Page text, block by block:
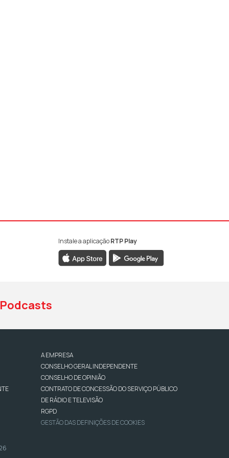
da RTP Antena 1
da RTP Antena 1
YouTube da RTP Antena 1
Instale a aplicaçãoRTP Play
Podcasts
A EMPRESA
CONSELHO GERAL INDEPENDENTE
CONSELHO DE OPINIÃO
CONTRATO DE CONCESSÃO DO SERVIÇO PÚBLICO
DE RÁDIO E TELEVISÃO
RGPD
GESTÃO DAS DEFINIÇÕES DE COOKIES